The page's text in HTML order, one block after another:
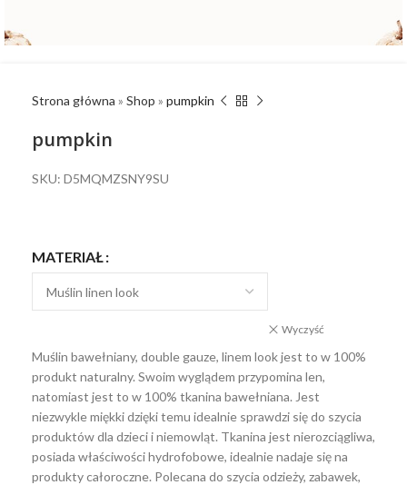
Strona główna » Shop » pumpkin
pumpkin
SKU: D5MQMZSNY9SU
MATERIAŁ
Wyczyść
Muślin bawełniany, double gauze, linem look jest to w 100%
produkt naturalny. Swoim wyglądem przypomina len,
natomiast jest to w 100% tkanina bawełniana. Jest
niezwykle miękki dzięki temu idealnie sprawdzi się do szycia
produktów dla dzieci i niemowląt. Tkanina jest nierozciągliwa,
posiada właściwości hydrofobowe, idealnie nadaje się na
produkty całoroczne. Polecana do szycia odzieży, zabawek,